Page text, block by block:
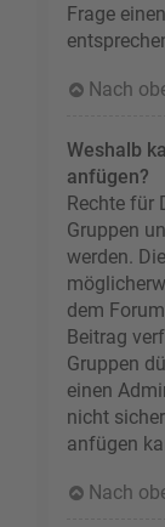
Frage
Nach
Weshalb
anfügen?
Rechte für
Gruppen
werden.
dem
Beitrag
Gruppen
einen
nicht
anfügen
Nach